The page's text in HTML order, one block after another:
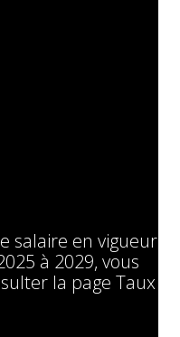
salaire en vigueur
à 2029, vous
la page Taux